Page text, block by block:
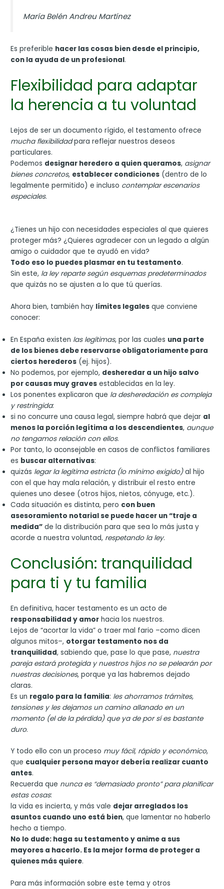
María Belén Andreu Martínez
Es preferible hacer las cosas bien desde el principio,
con la ayuda de un profesional.
Flexibilidad para adaptar
la herencia a tu voluntad
Lejos de ser un documento rígido, el testamento ofrece
mucha flexibilidadpara reflejar nuestros deseos
particulares.
Podemos designar heredero a quien queramos, asignar
bienes concretos, establecer condiciones (dentro de lo
legalmente permitido) e incluso contemplar escenarios
especiales.
¿Tienes un hijo con necesidades especiales al que quieres
proteger más? ¿Quieres agradecer con un legado a algún
amigo o cuidador que te ayudó en vida?
Todo eso lo puedes plasmar en tu testamento.
Sin este, la ley reparte según esquemas predeterminados
que quizás no se ajusten a lo que tú querías.
Ahora bien, también hay límites legales que conviene
conocer:
En España existen las legítimas, por las cuales una parte
de los bienes debe reservarse obligatoriamente para
ciertos herederos (ej. hijos).
No podemos, por ejemplo, desheredar a un hijo salvo
por causas muy graves establecidas en la ley.
Los ponentes explicaron que la desheredación es compleja
y restringida:
si no concurre una causa legal, siempre habrá que dejar al
menos la porción legítima a los descendientes, aunque
no tengamos relación con ellos.
Por tanto, lo aconsejable en casos de conflictos familiares
es buscar alternativas:
quizás legar la legítima estricta (lo mínimo exigido)al hijo
con el que hay mala relación, y distribuir el resto entre
quienes uno desee (otros hijos, nietos, cónyuge, etc.).
Cada situación es distinta, pero con buen
asesoramiento notarial se puede hacer un “traje a
medida” de la distribución para que sea lo más justa y
acorde a nuestra voluntad, respetando la ley.
Conclusión: tranquilidad
para ti y tu familia
En definitiva, hacer testamento es un acto de
responsabilidad y amor hacia los nuestros.
Lejos de “acortar la vida” o traer mal fario –como dicen
algunos mitos–, otorgar testamento nos da
tranquilidad, sabiendo que, pase lo que pase, nuestra
pareja estará protegida y nuestros hijos no se pelearán por
nuestras decisiones, porque ya las habremos dejado
claras.
Es un regalo para la familia: les ahorramos trámites,
tensiones y les dejamos un camino allanado en un
momento (el de la pérdida) que ya de por sí es bastante
duro.
Y todo ello con un proceso muy fácil, rápido y económico,
que cualquier persona mayor debería realizar cuanto
antes.
Recuerda que nunca es “demasiado pronto” para planificar
estas cosas:
la vida es incierta, y más vale dejar arreglados los
asuntos cuando uno está bien, que lamentar no haberlo
hecho a tiempo.
No lo dude: haga su testamento y anime a sus
mayores a hacerlo. Es la mejor forma de proteger a
quienes más quiere.
Para más información sobre este tema y otros